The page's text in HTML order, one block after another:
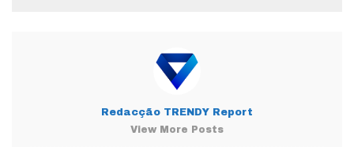
Redacção TRENDY Report
View More Posts